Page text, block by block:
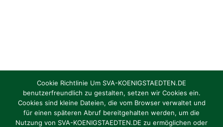
Cookie Richtlinie Um SVA-KOENIGSTAEDTEN.DE
benutzerfreundlich zu gestalten, setzen wir Cookies ein.
Cookies sind kleine Dateien, die vom Browser verwaltet und
für einen späteren Abruf bereitgehalten werden, um die
Nutzung von SVA-KOENIGSTAEDTEN.DE zu ermöglichen oder